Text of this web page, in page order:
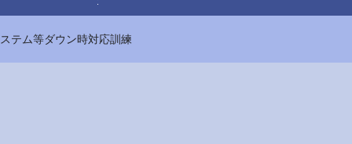
テム等ダウン時対応訓練